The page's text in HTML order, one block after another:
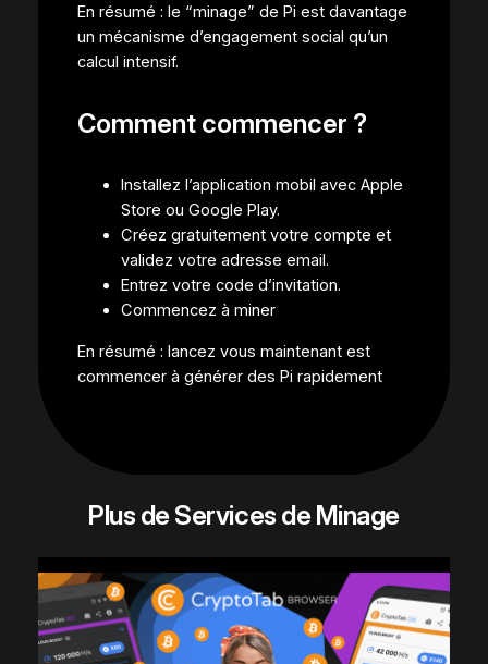
En résumé : le “minage” de Pi est davantage
un mécanisme d’engagement social qu’un
calcul intensif.
Comment commencer ?
Installez l’application mobil avec Apple
Store ou Google Play.
Créez gratuitement votre compte et
validez votre adresse email.
Entrez votre code d’invitation.
Commencez à miner
En résumé : lancez vous maintenant est
commencer à générer des Pi rapidement
Plus de Services de Minage